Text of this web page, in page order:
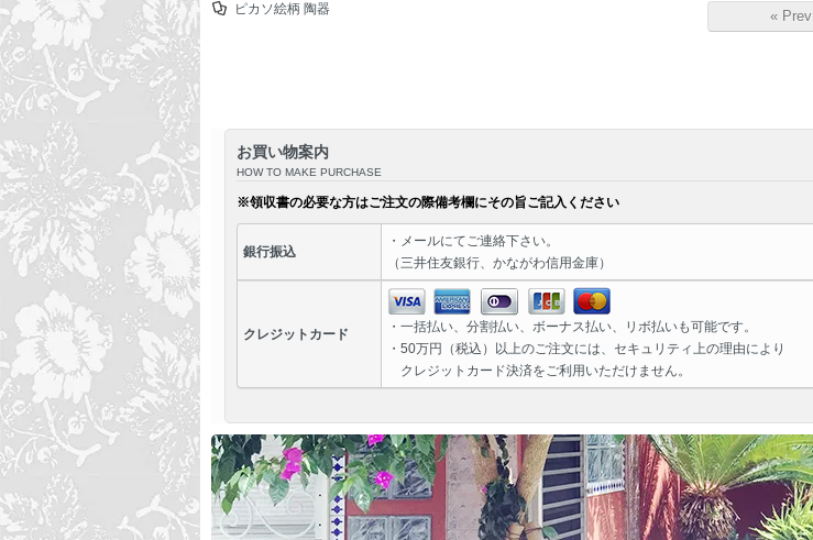
« Prev
ピカソ絵柄 陶器
お買い物案内
HOW TO MAKE PURCHASE
※領収書の必要な方はご注文の際備考欄にその旨ご記入ください
銀行振込
・ メールにてご連絡下さい。
（三井住友銀行、かながわ信用金庫）
クレジットカード
・一括払い、分割払い、ボーナス払い、リボ払いも可能です。
・50万円（税込）以上のご注文には、セキュリティ上の理由により
クレジットカード決済をご利用いただけません。